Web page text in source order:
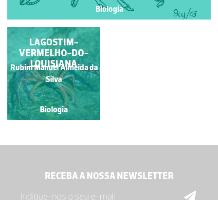
Biologia
LAGOSTIM-
VERMELHO-DO-
LOUISIANA
Rubim Manuel Almeida da
Silva
Biologia
LAGOSTIM-
VERMELHO-DO-
LOUISIANA
Rubim Manuel Almeida da
Silva
Biologia
RECEBA A NOSSA NEWSLETTER